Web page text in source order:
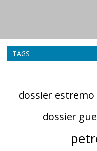
TAGS
dossier
dossier